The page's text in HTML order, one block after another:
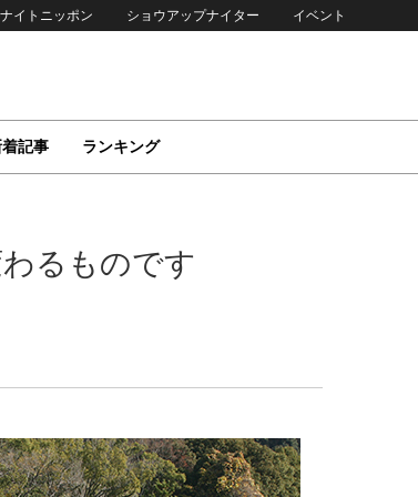
イトニッポン ショウアップナイター イベント
着記事 ランキング
るものです